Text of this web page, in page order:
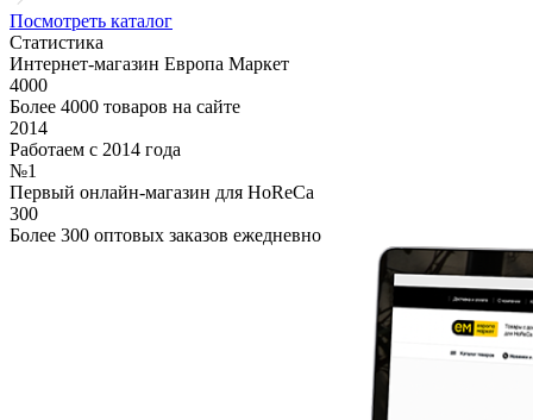
Посмотреть каталог
Статистика
Интернет-магазин Европа Маркет
4000
Более 4000 товаров на сайте
2014
Работаем с 2014 года
№1
Первый онлайн-магазин для HoReCa
300
Более 300 оптовых заказов ежедневно